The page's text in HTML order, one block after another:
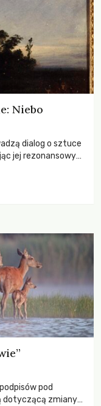
Niebo
dialog o sztuce
jej rezonansowy
pod
dotyczącą zmiany